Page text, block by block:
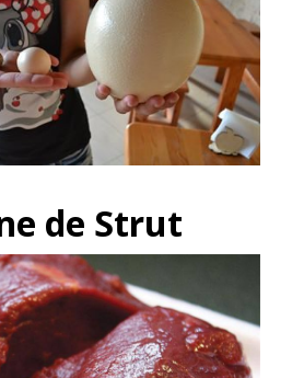
de Strut